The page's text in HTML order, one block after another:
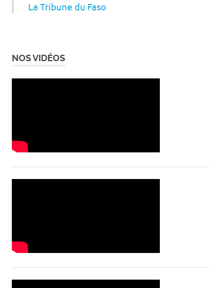
La Tribune du Faso
NOS VIDÉOS